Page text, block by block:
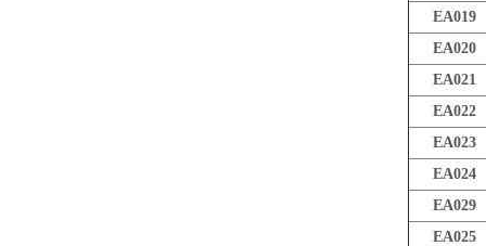
EA019
EA020
EA021
EA022
EA023
EA024
EA029
EA025